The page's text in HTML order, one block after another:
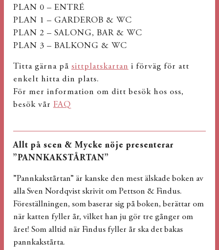
PLAN 0 – ENTRÉ
PLAN 1 – GARDEROB & WC
PLAN 2 – SALONG, BAR & WC
PLAN 3 – BALKONG & WC
Titta gärna på sittplatskartan i förväg för att
enkelt hitta din plats.
För mer information om ditt besök hos oss,
besök vår FAQ
Allt på scen & Mycke nöje presenterar
”PANNKAKSTÅRTAN”
”Pannkakstårtan” är kanske den mest älskade boken av
alla Sven Nordqvist skrivit om Pettson & Findus.
Föreställningen, som baserar sig på boken, berättar om
när katten fyller år, vilket han ju gör tre gånger om
året! Som alltid när Findus fyller år ska det bakas
pannkakstårta.